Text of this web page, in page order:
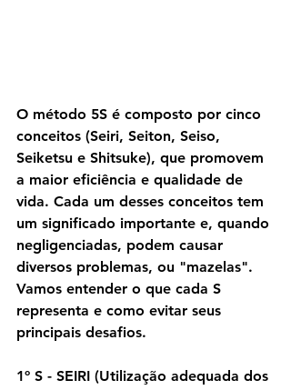
O método 5S é composto por cinco
conceitos (Seiri, Seiton, Seiso,
Seiketsu e Shitsuke), que promovem
a maior eficiência e qualidade de
vida. Cada um desses conceitos tem
um significado importante e, quando
negligenciadas, podem causar
diversos problemas, ou "mazelas".
Vamos entender o que cada S
representa e como evitar seus
principais desafios.
1º S - SEIRI (Utilização adequada dos